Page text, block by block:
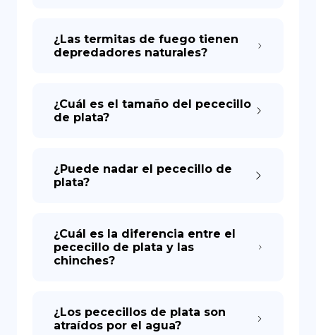
¿Las termitas de fuego tienen
depredadores naturales?
¿Cuál es el tamaño del pececillo
de plata?
¿Puede nadar el pececillo de
plata?
¿Cuál es la diferencia entre el
pececillo de plata y las
chinches?
¿Los pececillos de plata son
atraídos por el agua?